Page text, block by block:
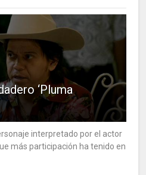
‘Pluma
interpretado por el actor
más participación ha tenido en